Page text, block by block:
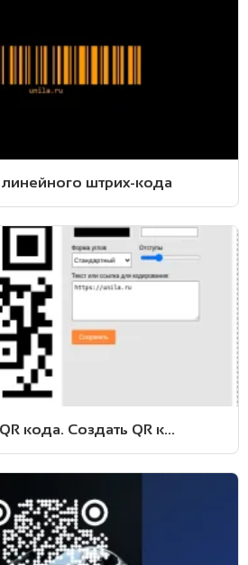
линейного штрих-кода
кода. Создать QR к...